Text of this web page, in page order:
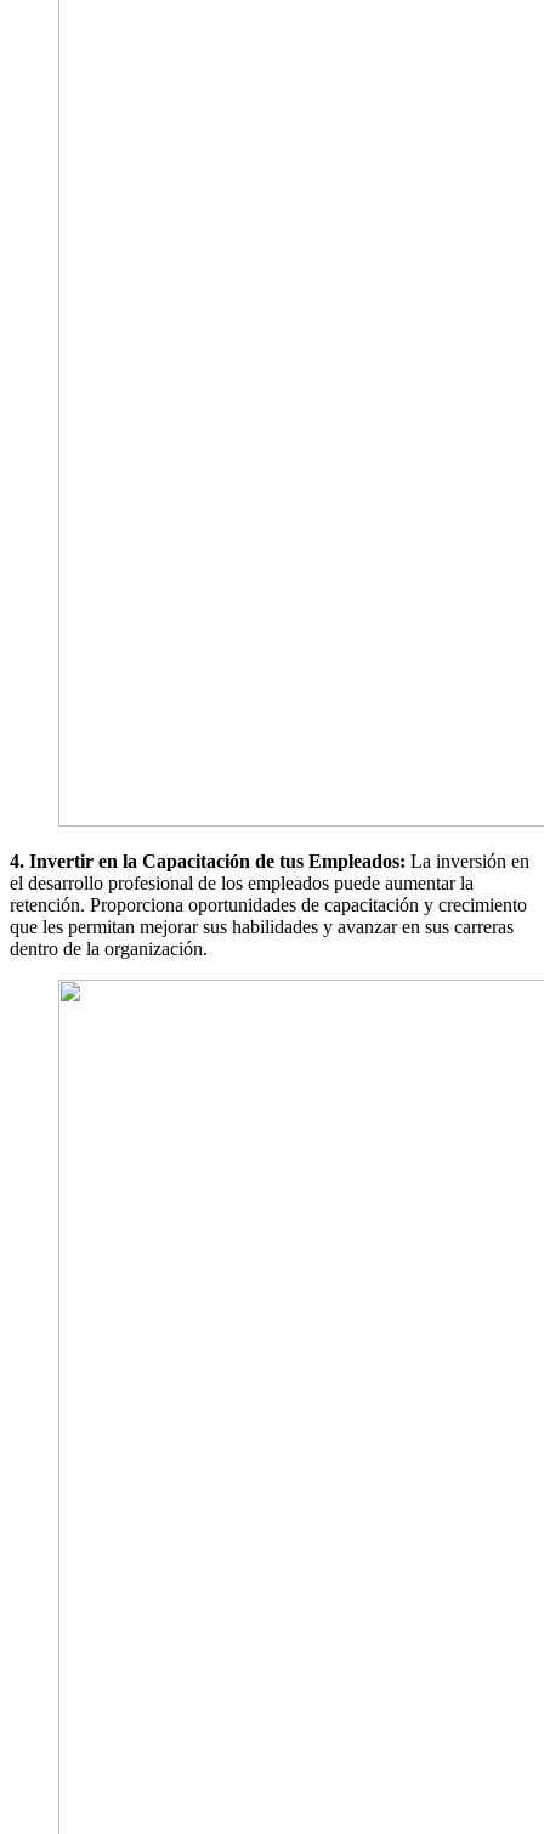
4. Invertir en la Capacitación de tus Empleados: La inversión en
el desarrollo profesional de los empleados puede aumentar la
retención. Proporciona oportunidades de capacitación y crecimiento
que les permitan mejorar sus habilidades y avanzar en sus carreras
dentro de la organización.